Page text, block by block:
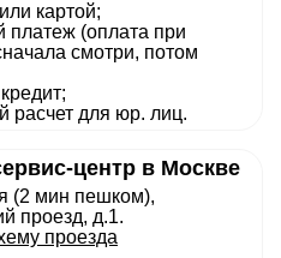
картой;
(оплата при
смотри, потом
расчет для юр. лиц.
центр в Москве
(2 мин пешком),
проезд, д.1.
проезда